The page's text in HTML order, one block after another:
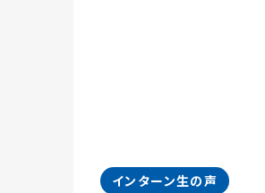
インターン生の声